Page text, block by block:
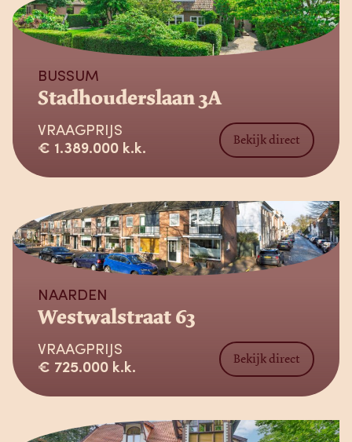
Verkocht
BUSSUM
Stadhouderslaan 3A
VRAAGPRIJS
€ 1.389.000 k.k.
Bekijk direct
Verkocht
NAARDEN
Westwalstraat 63
VRAAGPRIJS
€ 725.000 k.k.
Bekijk direct